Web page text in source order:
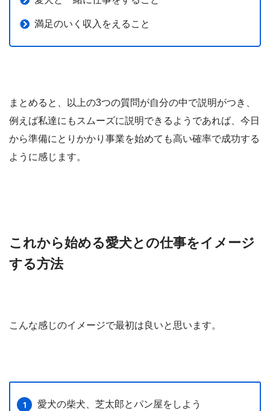
満足のいく収入をえること
まとめると、以上の3つの質問が自分の中で説明がつき、
例えば私達にもスムーズに説明できるようであれば、今日
から準備にとりかかり事業を始めても高い確率で成功する
ように感じます。
これから始める愛犬との仕事をイメージ
する方法
こんな感じのイメージで最初は良いと思います。
愛犬の柴犬、芝太郎とパン屋をしよう